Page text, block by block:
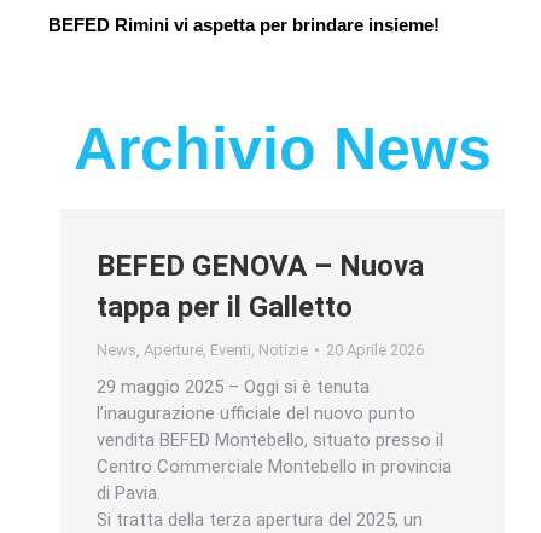
BEFED Rimini vi aspetta per brindare insieme!
Archivio News
BEFED GENOVA – Nuova
tappa per il Galletto
News Aperture Eventi Notizie 20 Aprile 2026
29 maggio 2025 – Oggi si è tenuta
l’inaugurazione ufficiale del nuovo punto
vendita BEFED Montebello, situato presso il
Centro Commerciale Montebello in provincia
di Pavia.
Si tratta della terza apertura del 2025, un